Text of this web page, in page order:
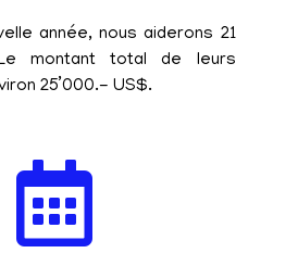
année, nous aiderons 21
montant total de leurs
25’000.- US$.